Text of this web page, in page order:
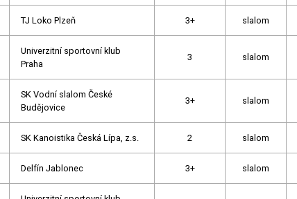
TJ Loko Plzeň 3+ slalom
Univerzitní sportovní klub
Praha
3 slalom
SK Vodní slalom České
Budějovice
3+ slalom
SK Kanoistika Česká Lípa, z.s. 2 slalom
Delfín Jablonec 3+ slalom